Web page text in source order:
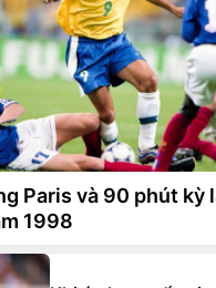
Paris và 90 phút kỳ
1998